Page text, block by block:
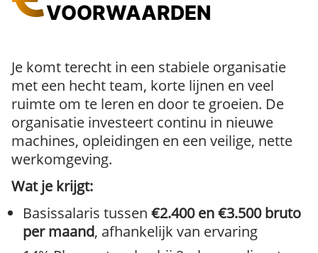
VOORWAARDEN
Je komt terecht in een stabiele organisatie
met een hecht team, korte lijnen en veel
ruimte om te leren en door te groeien. De
organisatie investeert continu in nieuwe
machines, opleidingen en een veilige, nette
werkomgeving.
Wat je krijgt:
Basissalaris tussen €2.400 en €3.500 bruto
per maand, afhankelijk van ervaring